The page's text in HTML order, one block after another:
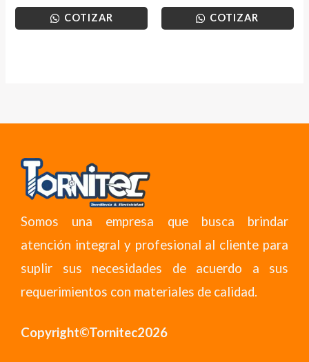
COTIZAR COTIZAR
Somos una empresa que busca brindar
atención integral y profesional al cliente para
suplir sus necesidades de acuerdo a sus
requerimientos con materiales de calidad.
Copyright©Tornitec2026